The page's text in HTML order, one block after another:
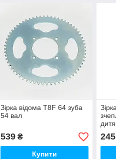
Зірка відома T8F 64 зуба
54 вал
539₴
Купити
245